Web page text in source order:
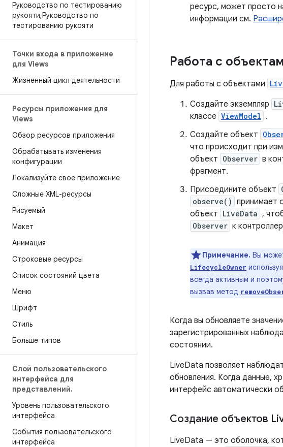
Руководство по тестированию
рукояти,Руководство по
тестированию рукояти
Точки входа в приложение
для Views
Жизненный цикл деятельности
Ресурсы приложения для
Views
Обзор ресурсов приложения
Обрабатывать изменения
конфигурации
Локализуйте свое приложение
Сложные XML-ресурсы
Рисуемый
Макет
Анимация
Строковые ресурсы
Список состояний цвета
Меню
Шрифт
Стиль
Больше типов
Слой пользовательского
интерфейса для
представлений.
Уровень пользовательского
интерфейса
События пользовательского
интерфейса
ресурс, может просто
информации см.
Работа с
Для работы с объектами
Создайте экземпляр
классе ViewModel .
Создайте объект
что происходит при
объект Observer в
фрагмент.
Присоедините объект
observe() принимает
объект LiveData ,
Observer к
Примечание. Вы
LifecycleOwner
всегда активным и
вызвав метод
Когда вы обновляете
зарегистрированных
состоянии.
LiveData позволяет
обновления. Когда данные,
интерфейс автоматически
Создание объектов
LiveData — это оболочка,